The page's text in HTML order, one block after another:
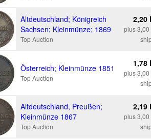
Altdeutschland; Königreich
Sachsen; Kleinmünze; 1869
Top Auction
2,20
plus 3,00
Österreich; Kleinmünze 1851
Top Auction
1,78
plus 3,00
Altdeutschland, Preußen;
Kleinmünze 1867
Top Auction
2,19
plus 3,00